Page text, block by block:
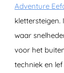
Adventure
waar
voor het
techniek en